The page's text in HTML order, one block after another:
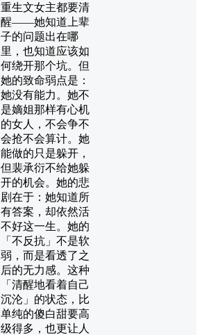
重生文女主都要清
醒——她知道上辈
子的问题出在哪
里，也知道应该如
何绕开那个坑。但
她的致命弱点是：
她没有能力。她不
是嫡姐那样有心机
的女人，不会争不
会抢不会算计。她
能做的只是躲开，
但裴承衍不给她躲
开的机会。她的悲
剧在于：她知道所
有答案，却依然活
不好这一生。她的
「不反抗」不是软
弱，而是看透了之
后的无力感。这种
「清醒地看着自己
沉沦」的状态，比
单纯的傻白甜要高
级得多，也更让人